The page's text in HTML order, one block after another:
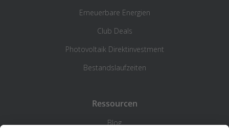
Erneuerbare Energien
Club Deals
Photovoltaik Direktinvestment
Bestandslaufzeiten
Ressourcen
Blog